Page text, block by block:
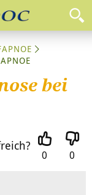
bei
0 0